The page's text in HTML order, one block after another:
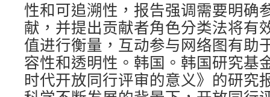
性和可追溯性，报告强调需要明确
献，并提出贡献者角色分类法将有
值进行衡量，互动参与网络图有助
容性和透明性。韩国。韩国研究基
时代开放同行评审的意义》的研究